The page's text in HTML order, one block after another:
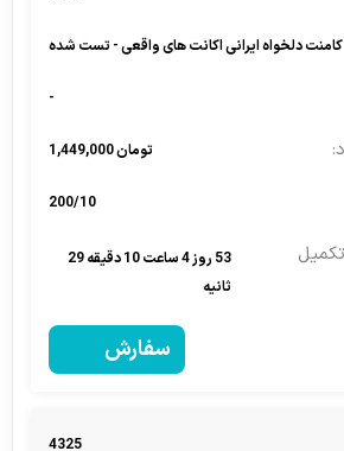
کامنت دلخواه ایرانی اکانت های واقعی - تست شده
-
تومان 1,449,000
200/10
53 روز 4 ساعت 10 دقیقه 29
ثانیه
سفارش
4325